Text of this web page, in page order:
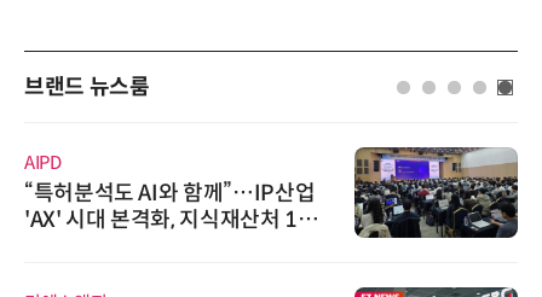
브랜드 뉴스룸
께”…IP산업
식재산처 1호
씨앤에프시스템
씨앤에프시스템, 오
공 ERP·DX 사업 협